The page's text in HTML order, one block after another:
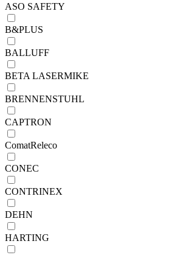
ASO SAFETY
B&PLUS
BALLUFF
BETA LASERMIKE
BRENNENSTUHL
CAPTRON
ComatReleco
CONEC
CONTRINEX
DEHN
HARTING